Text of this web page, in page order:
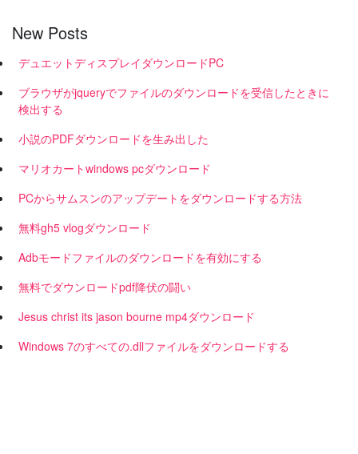
New Posts
デュエットディスプレイダウンロードPC
ブラウザがjqueryでファイルのダウンロードを受信したときに
検出する
小説のPDFダウンロードを生み出した
マリオカートwindows pcダウンロード
PCからサムスンのアップデートをダウンロードする方法
無料gh5 vlogダウンロード
Adbモードファイルのダウンロードを有効にする
無料でダウンロードpdf降伏の闘い
Jesus christ its jason bourne mp4ダウンロード
Windows 7のすべての.dllファイルをダウンロードする